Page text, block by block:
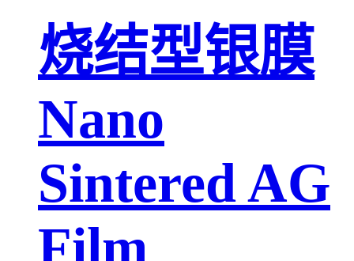
烧结型银膜
Nano
Sintered AG
Film